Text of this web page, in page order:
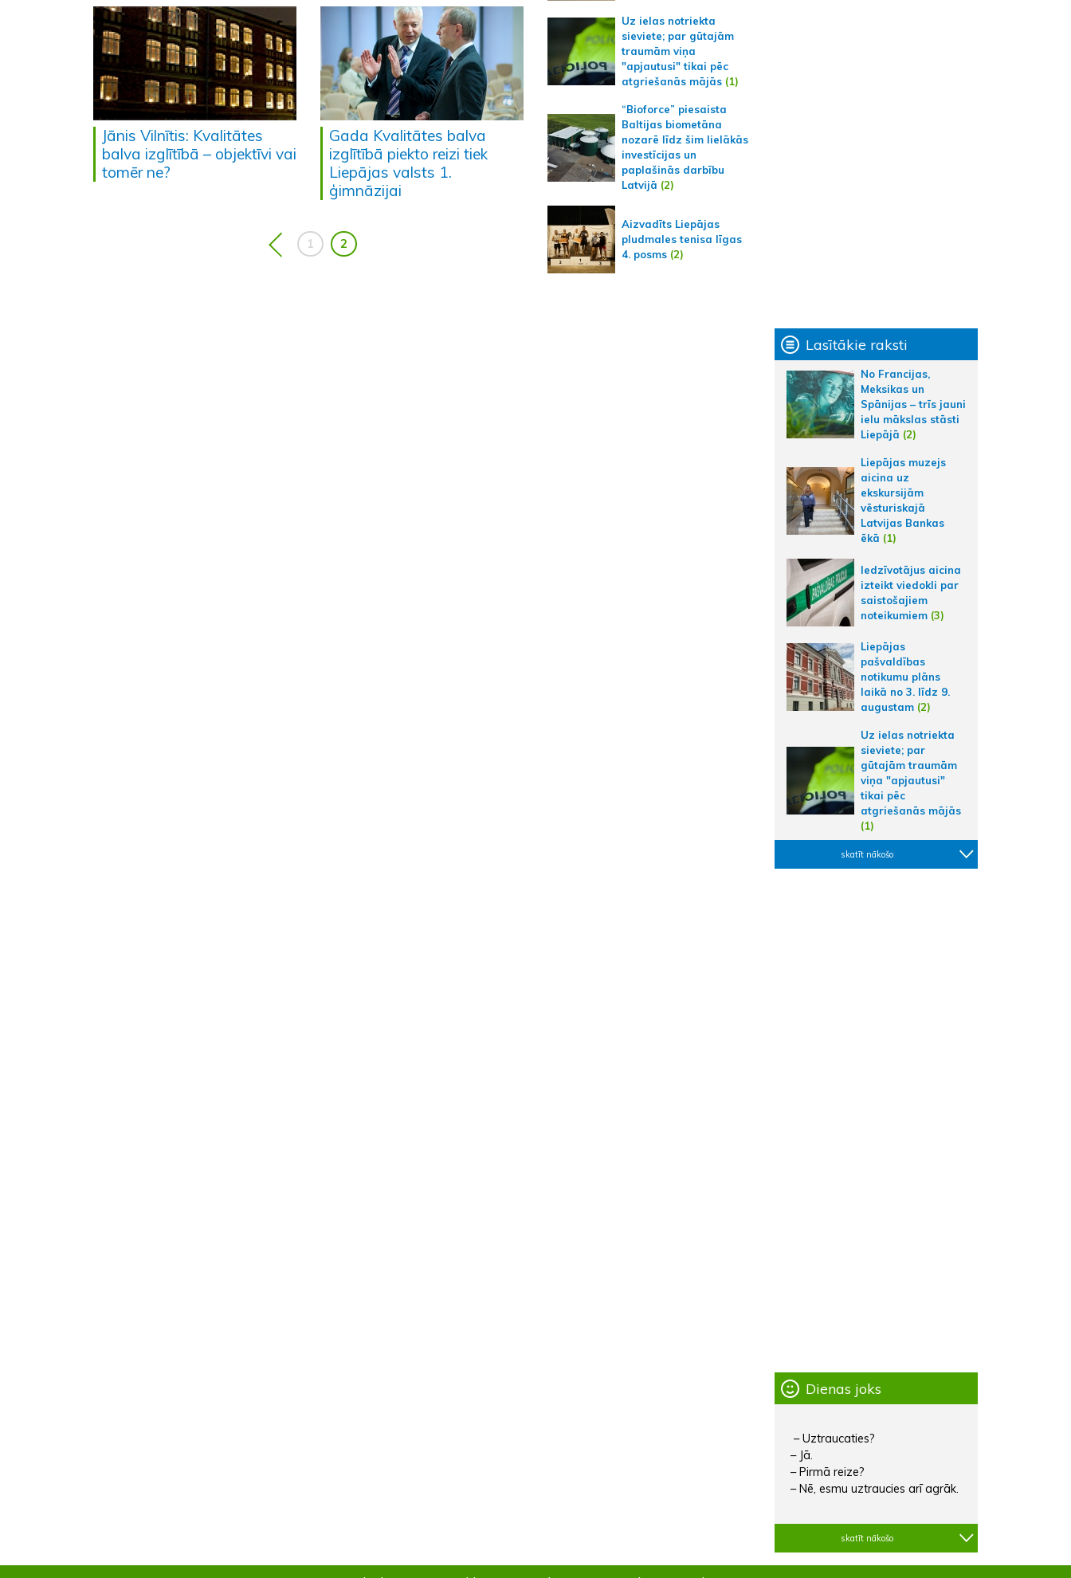
Jānis Vilnītis: Kvalitātes
balva izglītībā – objektīvi vai
tomēr ne?
Gada Kvalitātes balva
izglītībā piekto reizi tiek
Liepājas valsts 1.
ģimnāzijai
1 2
Uz ielas notriekta
sieviete; par gūtajām
traumām viņa
"apjautusi" tikai pēc
atgriešanās mājās (1)
“Bioforce” piesaista
Baltijas biometāna
nozarē līdz šim lielākās
investīcijas un
paplašinās darbību
Latvijā (2)
Aizvadīts Liepājas
pludmales tenisa līgas
4. posms (2)
Lasītākie raksti
No Francijas,
Meksikas un
Spānijas – trīs jauni
ielu mākslas stāsti
Liepājā (2)
Liepājas muzejs
aicina uz
ekskursijām
vēsturiskajā
Latvijas Bankas
ēkā (1)
Iedzīvotājus aicina
izteikt viedokli par
saistošajiem
noteikumiem (3)
Liepājas
pašvaldības
notikumu plāns
laikā no 3. līdz 9.
augustam (2)
Uz ielas notriekta
sieviete; par
gūtajām traumām
viņa "apjautusi"
tikai pēc
atgriešanās mājās
(1)
skatīt nākošo
Dienas joks
– Uztraucaties?
– Jā.
– Pirmā reize?
– Nē, esmu uztraucies arī agrāk.
skatīt nākošo